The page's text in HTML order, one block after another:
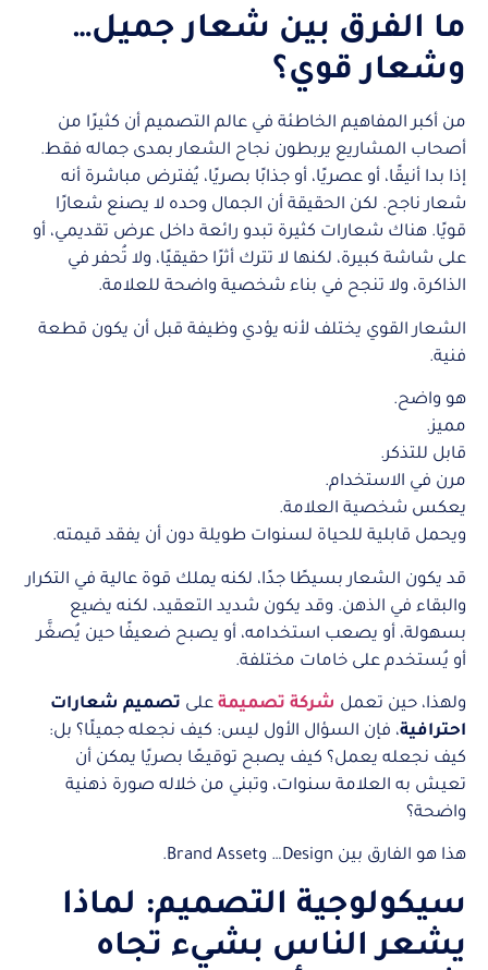
ما الفرق بين شعار جميل…
وشعار قوي؟
من أكبر المفاهيم الخاطئة في عالم التصميم أن كثيرًا من
أصحاب المشاريع يربطون نجاح الشعار بمدى جماله فقط.
إذا بدا أنيقًا، أو عصريًا، أو جذابًا بصريًا، يُفترض مباشرة أنه
شعار ناجح. لكن الحقيقة أن الجمال وحده لا يصنع شعارًا
قويًا. هناك شعارات كثيرة تبدو رائعة داخل عرض تقديمي، أو
على شاشة كبيرة، لكنها لا تترك أثرًا حقيقيًا، ولا تُحفر في
الذاكرة، ولا تنجح في بناء شخصية واضحة للعلامة.
الشعار القوي يختلف لأنه يؤدي وظيفة قبل أن يكون قطعة
فنية.
هو واضح.
مميز.
قابل للتذكر.
مرن في الاستخدام.
يعكس شخصية العلامة.
ويحمل قابلية للحياة لسنوات طويلة دون أن يفقد قيمته.
قد يكون الشعار بسيطًا جدًا، لكنه يملك قوة عالية في التكرار
والبقاء في الذهن. وقد يكون شديد التعقيد، لكنه يضيع
بسهولة، أو يصعب استخدامه، أو يصبح ضعيفًا حين يُصغَّر
أو يُستخدم على خامات مختلفة.
ولهذا، حين تعمل شركة تصميمة على تصميم شعارات
احترافية، فإن السؤال الأول ليس: كيف نجعله جميلًا؟ بل:
كيف نجعله يعمل؟ كيف يصبح توقيعًا بصريًا يمكن أن
تعيش به العلامة سنوات، وتبني من خلاله صورة ذهنية
واضحة؟
هذا هو الفارق بين Design… وBrand Asset.
سيكولوجية التصميم: لماذا
يشعر الناس بشيء تجاه